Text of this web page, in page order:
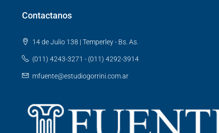
Contactanos
14 de Julio 138 | Temperley - Bs. As.
(011) 4243-3271 - (011) 4292-3914
mfuente@estudiogorrini.com.ar